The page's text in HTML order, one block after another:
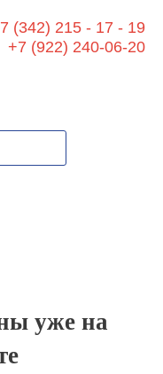
(342) 215 - 17 - 19
+7 (922) 240-06-20
уже на